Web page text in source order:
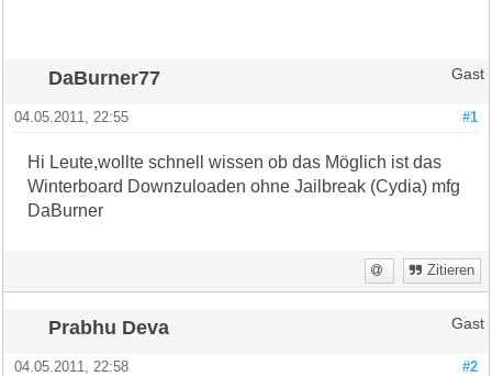
DaBurner77 Gast
#1
04.05.2011, 22:55
Hi Leute,wollte schnell wissen ob das Möglich ist das
Winterboard Downzuloaden ohne Jailbreak (Cydia) mfg
DaBurner
Zitieren
Prabhu Deva Gast
#2
04.05.2011, 22:58